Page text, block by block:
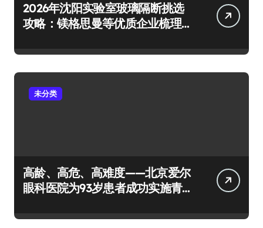
2026年沈阳实验室玻璃隔断挑选
攻略：镁格思曼等优质企业梳理
未分类
高龄、高危、高难度——北京爱尔
眼科医院为93岁患者成功实施青